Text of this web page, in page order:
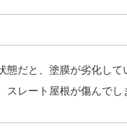
だと、塗膜が劣化して
レート屋根が傷んで